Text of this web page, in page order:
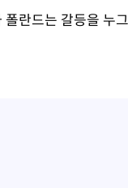
란드는 갈등을 누